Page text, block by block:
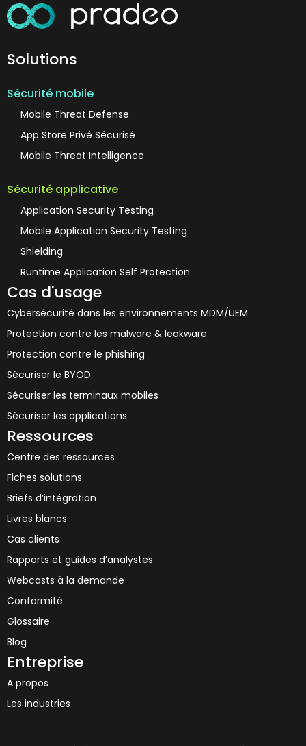
Solutions
Sécurité mobile
Mobile Threat Defense
App Store Privé Sécurisé
Mobile Threat Intelligence
Sécurité applicative
Application Security Testing
Mobile Application Security Testing
Shielding
Runtime Application Self Protection
Cas d'usage
Cybersécurité dans les environnements MDM/UEM
Protection contre les malware & leakware
Protection contre le phishing
Sécuriser le BYOD
Sécuriser les terminaux mobiles
Sécuriser les applications
Ressources
Centre des ressources
Fiches solutions
Briefs d’intégration
Livres blancs
Cas clients
Rapports et guides d’analystes
Webcasts à la demande
Conformité
Glossaire
Blog
Entreprise
A propos
Les industries